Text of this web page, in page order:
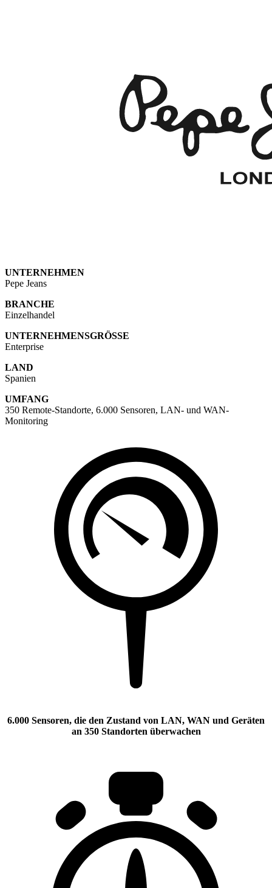
UNTERNEHMEN
Pepe Jeans
BRANCHE
Einzelhandel
UNTERNEHMENSGRÖSSE
Enterprise
LAND
Spanien
UMFANG
350 Remote-Standorte, 6.000 Sensoren, LAN- und WAN-
Monitoring
6.000 Sensoren, die den Zustand von LAN, WAN und Geräten
an 350 Standorten überwachen